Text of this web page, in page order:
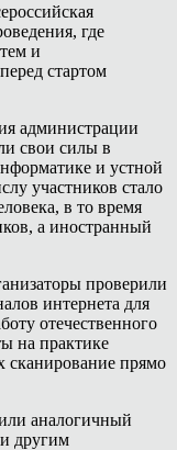
где
и
стартом
администрации
свои силы в
и устной
участников стало
в то время
а иностранный
проверили
интернета для
отечественного
на практике
сканирование прямо
аналогичный
другим